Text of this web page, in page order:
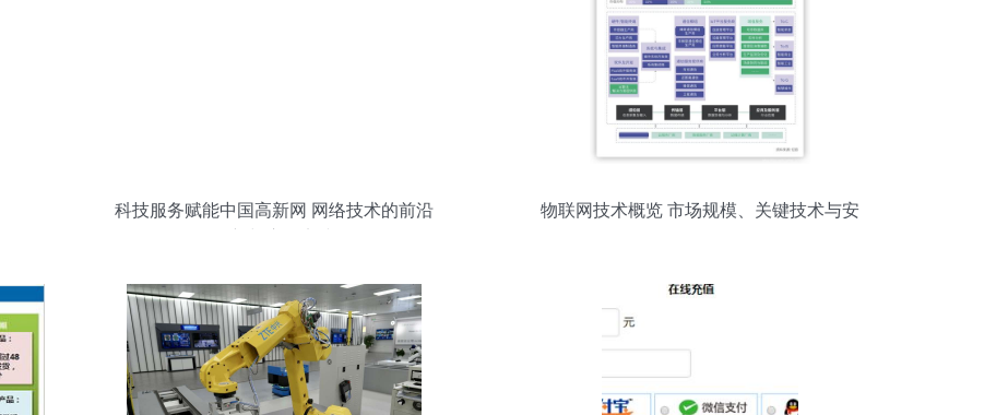
科技服务赋能中国高新网 网络技术的前沿
物联网技术概览 市场规模、关键技术与安